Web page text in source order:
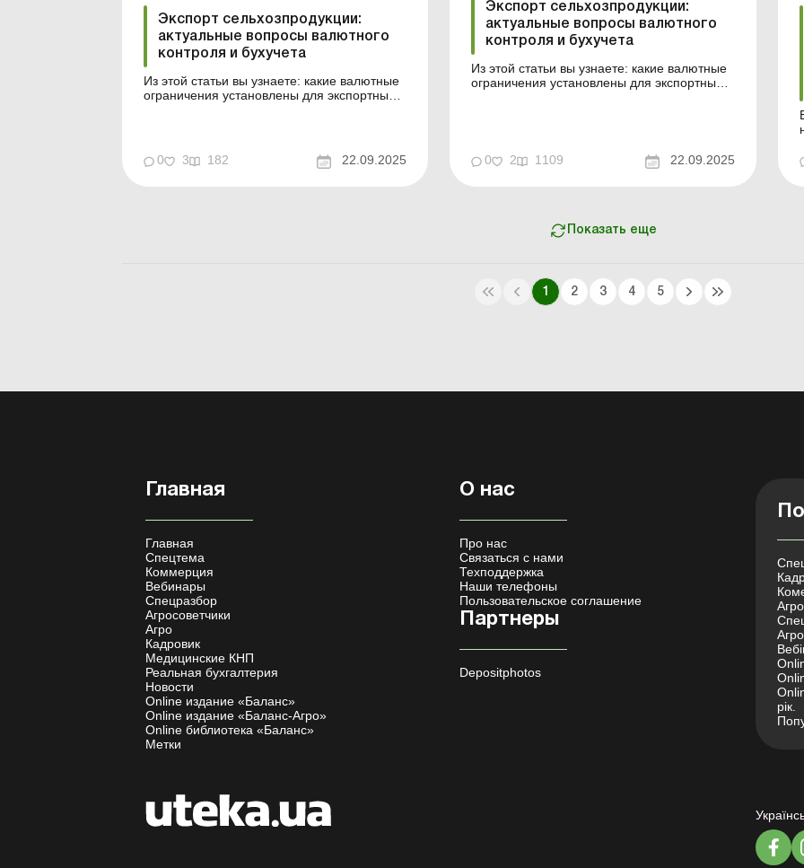
Экспорт сельхозпродукции:
актуальные вопросы валютного
контроля и бухучета
Из этой статьи вы узнаете: какие валютные
ограничения установлены для экспортных
операции на распределительном счете; как
определить курсовые разницы, доходы и
0 3 182 22.09.2025
Экспорт сельхозпродукции:
актуальные вопросы валютного
контроля и бухучета
Из этой статьи вы узнаете: какие валютные
ограничения установлены для экспортных
определить курсовые разницы, доходы и
расходы от продажи ин...
0 2 1109 22.09.2025
Показать еще
1 2 3 4 5
Главная
Главная
Спецтема
Коммерция
Вебинары
Спецразбор
Агросоветчики
Агро
Кадровик
Медицинские КНП
Реальная бухгалтерия
Новости
Online издание «Баланс»
Online издание «Баланс-Агро»
Online библиотека «Баланс»
Метки
О нас
Про нас
Связаться с нами
Техподдержка
Наши телефоны
Пользовательское соглашение
Партнеры
Depositphotos
рік.